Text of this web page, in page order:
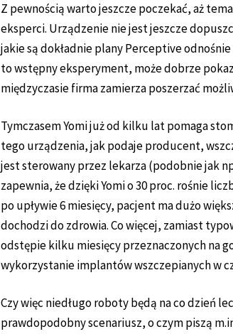
Z pewnością warto jeszcze poczekać, aż
eksperci. Urządzenie nie jest jeszcze
jakie są dokładnie plany Perceptive
to wstępny eksperyment, może dobrze
międzyczasie firma zamierza poszerzać
Tymczasem Yomi już od kilku lat pomaga
tego urządzenia, jak podaje producent,
jest sterowany przez lekarza (podobnie jak
zapewnia, że dzięki Yomi o 30 proc. rośnie
po upływie 6 miesięcy, pacjent ma dużo
dochodzi do zdrowia. Co więcej, zamiast
odstępie kilku miesięcy przeznaczonych na
wykorzystanie implantów wszczepianych w
Czy więc niedługo roboty będą na co dzień
prawdopodobny scenariusz, o czym piszą